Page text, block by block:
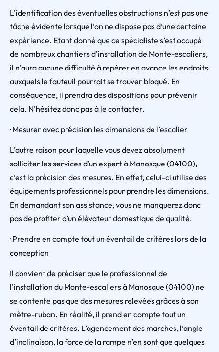
L’identification des éventuelles obstructions n’est pas une
tâche évidente lorsque l’on ne dispose pas d’une certaine
expérience. Etant donné que ce spécialiste s’est occupé
de nombreux chantiers d’installation de Monte-escaliers,
il n’aura aucune difficulté à repérer en avance les endroits
auxquels le fauteuil pourrait se trouver bloqué. En
conséquence, il prendra des dispositions pour prévenir
cela. N’hésitez donc pas à le contacter.
· Mesurer avec précision les dimensions de l’escalier
L’autre raison pour laquelle vous devez absolument
solliciter les services d’un expert à Manosque (04100),
c’est la précision des mesures. En effet, celui-ci utilise des
équipements professionnels pour prendre les dimensions.
En demandant son assistance, vous ne manquerez donc
pas de profiter d’un élévateur domestique de qualité.
· Prendre en compte tout un éventail de critères lors de la
conception
Il convient de préciser que le professionnel de
l’installation du Monte-escaliers à Manosque (04100) ne
se contente pas que des mesures relevées grâces à son
mètre-ruban. En réalité, il prend en compte tout un
éventail de critères. L’agencement des marches, l’angle
d’inclinaison, la force de la rampe n’en sont que quelques